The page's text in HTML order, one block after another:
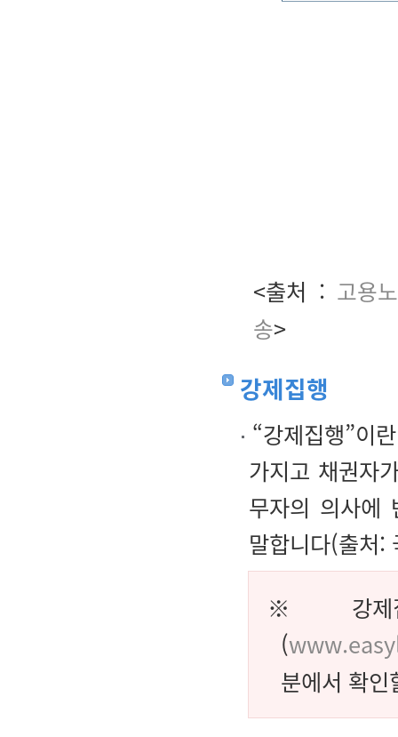
<출처 : 고용
송>
강제집행
“강제집행”이
가지고 채권자
무자의 의사에
말합니다(출처:
※ 강제
(
분에서 확